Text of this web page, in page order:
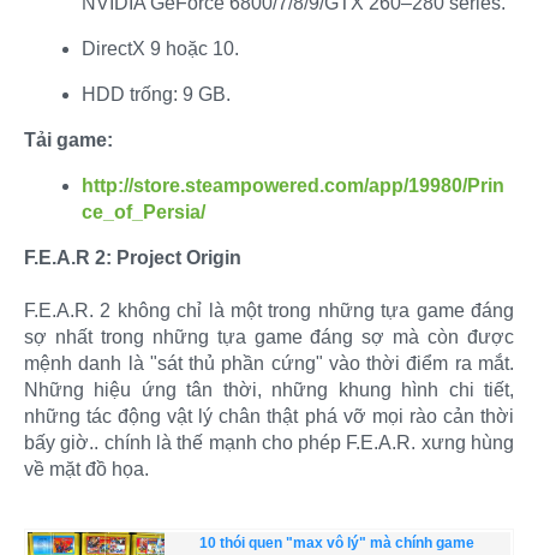
DirectX 9 hoặc 10.​
HDD trống: 9 GB.​
Tải game:
http://store.steampowered.com/app/19980/Prin
ce_of_Persia/
F.E.A.R 2: Project Origin
F.E.A.R. 2 không chỉ là một trong những tựa game đáng
sợ nhất trong những tựa game đáng sợ mà còn được
mệnh danh là "sát thủ phần cứng" vào thời điểm ra mắt.
Những hiệu ứng tân thời, những khung hình chi tiết,
những tác động vật lý chân thật phá vỡ mọi rào cản thời
bấy giờ.. chính là thế mạnh cho phép F.E.A.R. xưng hùng
về mặt đồ họa.
10 thói quen "max vô lý" mà chính game